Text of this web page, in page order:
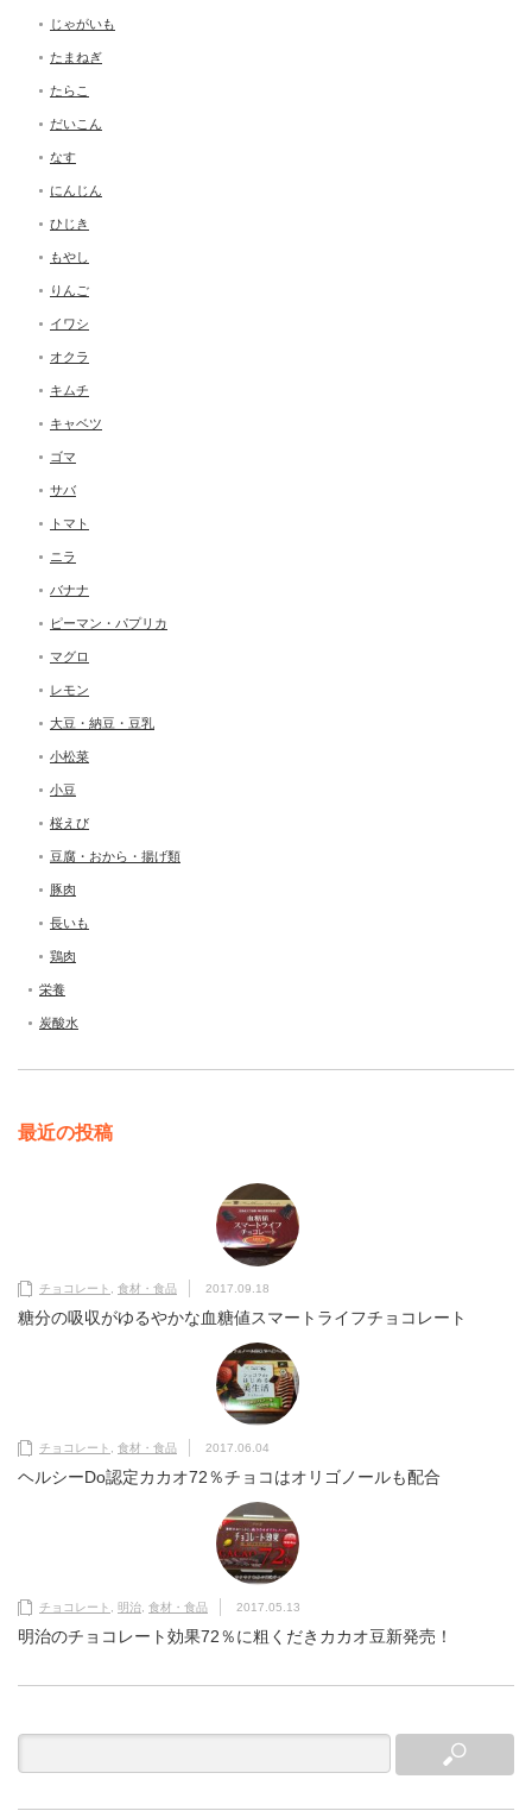
じゃがいも
たまねぎ
たらこ
だいこん
なす
にんじん
ひじき
もやし
りんご
イワシ
オクラ
キムチ
キャベツ
ゴマ
サバ
トマト
ニラ
バナナ
ピーマン・パプリカ
マグロ
レモン
大豆・納豆・豆乳
小松菜
小豆
桜えび
豆腐・おから・揚げ類
豚肉
長いも
鶏肉
栄養
炭酸水
最近の投稿
チョコレート 食材・食品 2017.09.18
糖分の吸収がゆるやかな血糖値スマートライフチョコレート
チョコレート 食材・食品 2017.06.04
ヘルシーDo認定カカオ72％チョコはオリゴノールも配合
チョコレート 明治 食材・食品 2017.05.13
明治のチョコレート効果72％に粗くだきカカオ豆新発売！